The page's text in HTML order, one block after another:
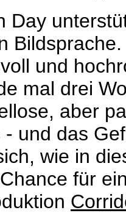
Day
und
mal drei
aber
und das
wie in
für